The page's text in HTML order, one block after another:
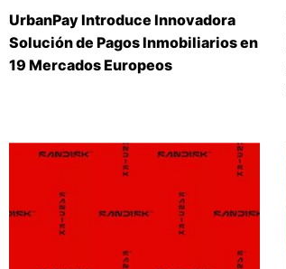
UrbanPay Introduce Innovadora
Solución de Pagos Inmobiliarios en
19 Mercados Europeos